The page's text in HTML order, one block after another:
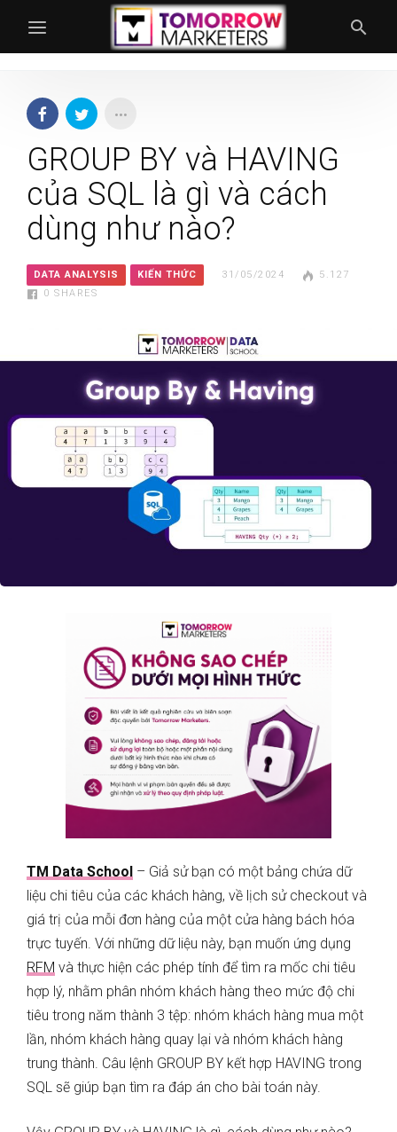
GROUP BY và HAVING
của SQL là gì và cách
dùng như nào?
DATA ANALYSIS KIẾN THỨC 31/05/2024
5.127
0 SHARES
TM Data School – Giả sử bạn có một bảng chứa dữ
liệu chi tiêu của các khách hàng, về lịch sử checkout và
giá trị của mỗi đơn hàng của một cửa hàng bách hóa
trực tuyến. Với những dữ liệu này, bạn muốn ứng dụng
RFM và thực hiện các phép tính để tìm ra mốc chi tiêu
hợp lý, nhằm phân nhóm khách hàng theo mức độ chi
tiêu trong năm thành 3 tệp: nhóm khách hàng mua một
lần, nhóm khách hàng quay lại và nhóm khách hàng
trung thành. Câu lệnh GROUP BY kết hợp HAVING trong
SQL sẽ giúp bạn tìm ra đáp án cho bài toán này.